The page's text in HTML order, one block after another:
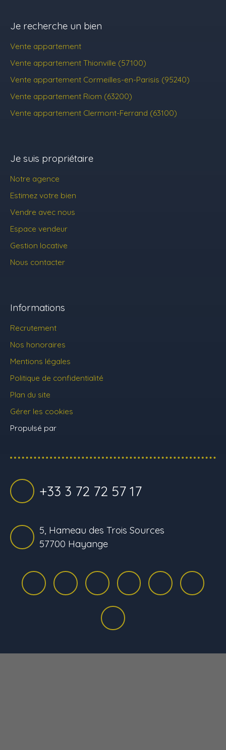
Je recherche un bien
Vente appartement
Vente appartement Thionville (57100)
Vente appartement Cormeilles-en-Parisis (95240)
Vente appartement Riom (63200)
Vente appartement Clermont-Ferrand (63100)
Je suis propriétaire
Notre agence
Estimez votre bien
Vendre avec nous
Espace vendeur
Gestion locative
Nous contacter
Informations
Recrutement
Nos honoraires
Mentions légales
Politique de confidentialité
Plan du site
Gérer les cookies
Propulsé par
+33 3 72 72 57 17
5, Hameau des Trois Sources
57700 Hayange